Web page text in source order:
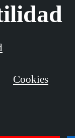
Cookies